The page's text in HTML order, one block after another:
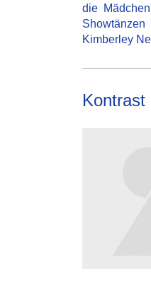
die
Kimberley
Kontrast